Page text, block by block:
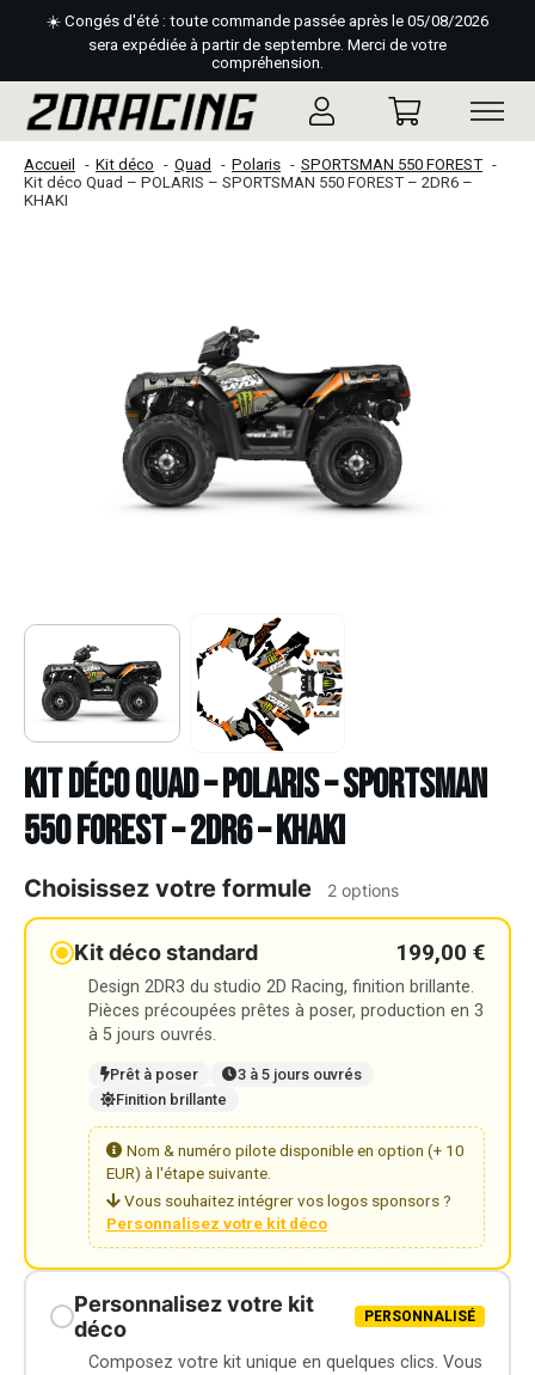
☀️ Congés d'été : toute commande passée après le 05/08/2026
sera expédiée à partir de septembre. Merci de votre
compréhension.
Accueil Kit déco Quad Polaris
SPORTSMAN 550 FOREST
Kit déco Quad – POLARIS – SPORTSMAN 550 FOREST – 2DR6 –
KHAKI
Kit déco Quad – POLARIS – SPORTSMAN
550 FOREST – 2DR6 – KHAKI
Choisissez votre formule 2 options
Kit déco standard 199,00 €
Design 2DR3 du studio 2D Racing, finition brillante.
Pièces précoupées prêtes à poser, production en 3
à 5 jours ouvrés.
Prêt à poser
3 à 5 jours ouvrés
Finition brillante
Nom & numéro pilote disponible en option (+ 10
EUR) à l'étape suivante.
Vous souhaitez intégrer vos logos sponsors ?
Personnalisez votre kit déco
Personnalisez votre kit
déco
PERSONNALISÉ
Composez votre kit unique en quelques clics. Vous